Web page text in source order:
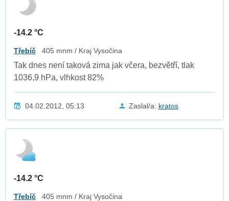
-14.2 °C
Třebíč 405 mnm / Kraj Vysočina
Tak dnes není taková zima jak včera, bezvětří, tlak
1036,9 hPa, vlhkost 82%
04.02.2012, 05:13 Zaslal/a: kratos
-14.2 °C
Třebíč 405 mnm / Kraj Vysočina